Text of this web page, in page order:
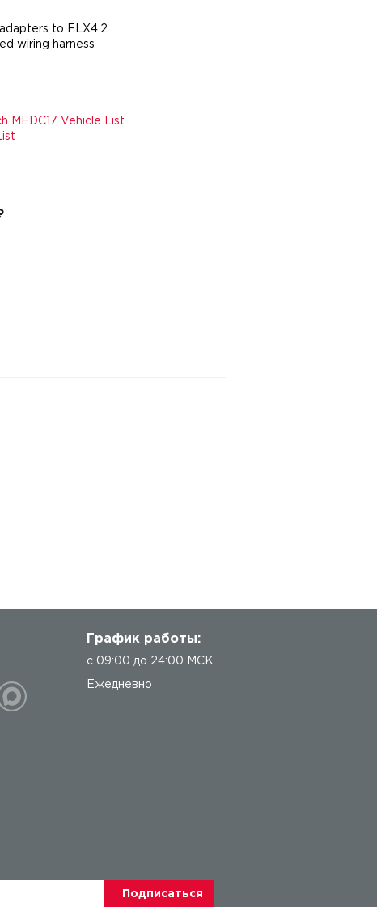
to FLX4.2
wiring harness
MEDC17 Vehicle List
График работы:
с 09:00 до 24:00 МСК
Ежедневно